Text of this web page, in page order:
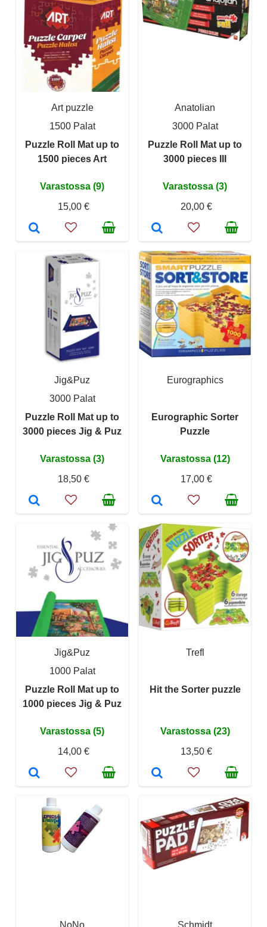
Art puzzle
1500 Palat
Puzzle Roll Mat up to
1500 pieces Art
Varastossa (9)
15,00 €
Anatolian
3000 Palat
Puzzle Roll Mat up to
3000 pieces III
Varastossa (3)
20,00 €
Jig&Puz
3000 Palat
Puzzle Roll Mat up to
3000 pieces Jig & Puz
Varastossa (3)
18,50 €
Eurographics
Eurographic Sorter
Puzzle
Varastossa (12)
17,00 €
Jig&Puz
1000 Palat
Puzzle Roll Mat up to
1000 pieces Jig & Puz
Varastossa (5)
14,00 €
Trefl
Hit the Sorter puzzle
Varastossa (23)
13,50 €